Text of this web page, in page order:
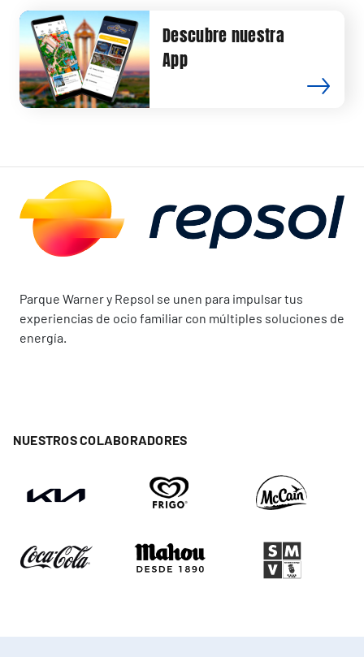
Descubre nuestra
App
Parque Warner y Repsol se unen para impulsar tus
experiencias de ocio familiar con múltiples soluciones de
energía.
NUESTROS COLABORADORES